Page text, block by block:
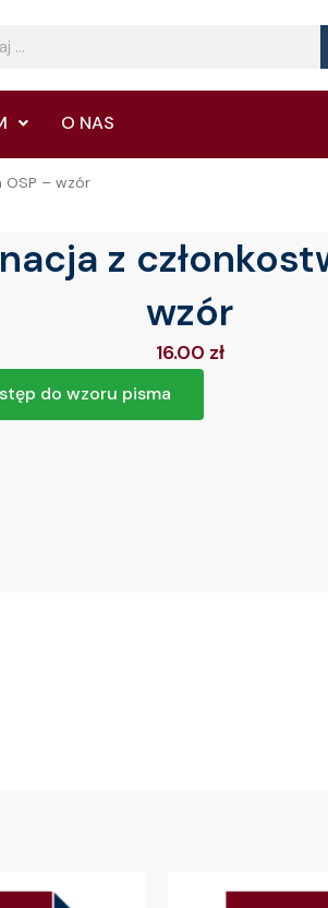
O NAS
OSP – wzór
z
wzór
16.00 zł
do wzoru pisma